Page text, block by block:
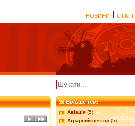
НОВИНИ СТАТТІ
Більше тем:
Авіація (5)
Аграрний сектор(5)